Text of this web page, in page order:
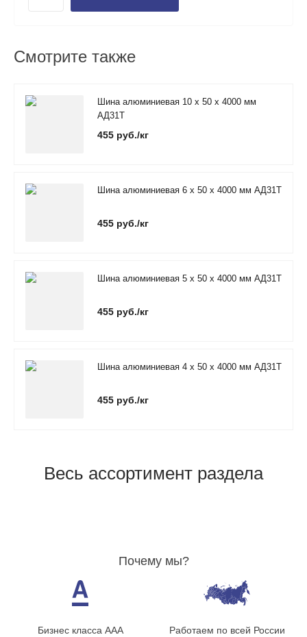
Смотрите также
Шина алюминиевая 10 х 50 х 4000 мм
АД31Т
455 руб./кг
Шина алюминиевая 6 х 50 х 4000 мм АД31Т
455 руб./кг
Шина алюминиевая 5 х 50 х 4000 мм АД31Т
455 руб./кг
Шина алюминиевая 4 х 50 х 4000 мм АД31Т
455 руб./кг
Весь ассортимент раздела
Почему мы?
Бизнес класса ААА Работаем по всей России